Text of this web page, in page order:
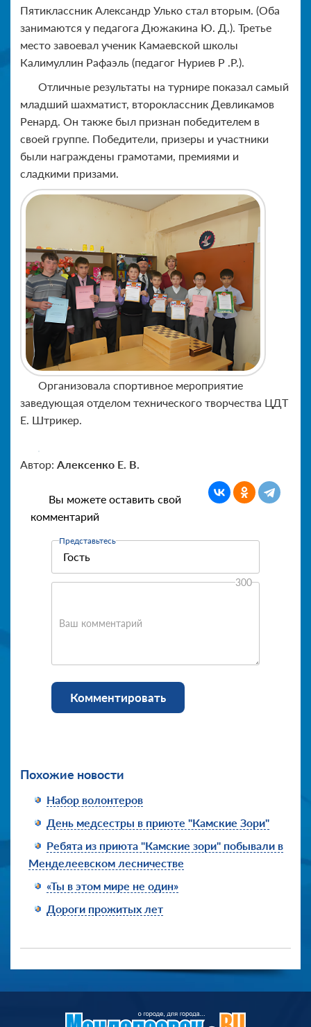
Пятиклассник Александр Улько стал вторым. (Оба
занимаются у педагога Дюжакина Ю. Д.). Третье
место завоевал ученик Камаевской школы
Калимуллин Рафаэль (педагог Нуриев Р .Р.).
Отличные результаты на турнире показал самый
младший шахматист, второклассник Девликамов
Ренард. Он также был признан победителем в
своей группе. Победители, призеры и участники
были награждены грамотами, премиями и
сладкими призами.
Организовала спортивное мероприятие
заведующая отделом технического творчества ЦДТ
Е. Штрикер.
Автор: Алексенко Е. В.
Вы можете оставить свой
комментарий
Представьтесь
Ваш комментарий
300
Комментировать
Похожие новости
Набор волонтеров
День медсестры в приюте "Камские Зори"
Ребята из приюта "Камские зори" побывали в
Менделеевском лесничестве
«Ты в этом мире не один»
Дороги прожитых лет